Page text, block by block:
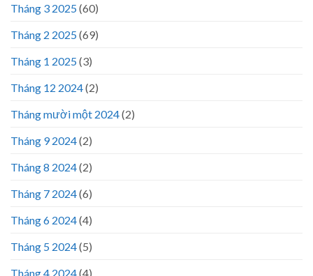
Tháng 3 2025(60)
Tháng 2 2025(69)
Tháng 1 2025(3)
Tháng 12 2024(2)
Tháng mười một 2024(2)
Tháng 9 2024(2)
Tháng 8 2024(2)
Tháng 7 2024(6)
Tháng 6 2024(4)
Tháng 5 2024(5)
Tháng 4 2024(4)